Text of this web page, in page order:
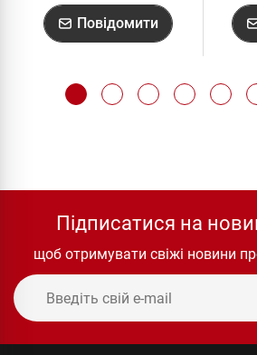
Повідомити
Підписатися на
щоб отримувати свіжі новини